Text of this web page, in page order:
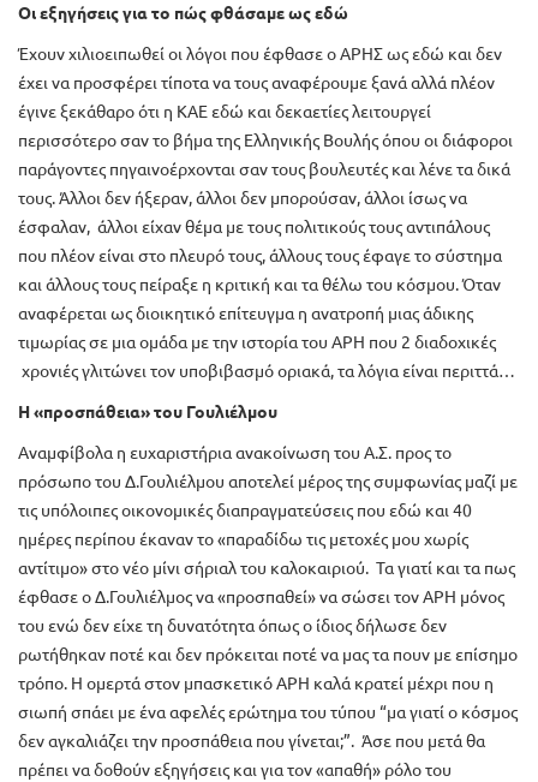
Οι εξηγήσεις για το πώς φθάσαμε ως εδώ
Έχουν χιλιοειπωθεί οι λόγοι που έφθασε ο ΑΡΗΣ ως εδώ και δεν
έχει να προσφέρει τίποτα να τους αναφέρουμε ξανά αλλά πλέον
έγινε ξεκάθαρο ότι η ΚΑΕ εδώ και δεκαετίες λειτουργεί
περισσότερο σαν το βήμα της Ελληνικής Βουλής όπου οι διάφοροι
παράγοντες πηγαινοέρχονται σαν τους βουλευτές και λένε τα δικά
τους. Άλλοι δεν ήξεραν, άλλοι δεν μπορούσαν, άλλοι ίσως να
έσφαλαν, άλλοι είχαν θέμα με τους πολιτικούς τους αντιπάλους
που πλέον είναι στο πλευρό τους, άλλους τους έφαγε το σύστημα
και άλλους τους πείραξε η κριτική και τα θέλω του κόσμου. Όταν
αναφέρεται ως διοικητικό επίτευγμα η ανατροπή μιας άδικης
τιμωρίας σε μια ομάδα με την ιστορία του ΑΡΗ που 2 διαδοχικές
χρονιές γλιτώνει τον υποβιβασμό οριακά, τα λόγια είναι περιττά…
Η «προσπάθεια» του Γουλιέλμου
Αναμφίβολα η ευχαριστήρια ανακοίνωση του Α.Σ. προς το
πρόσωπο του Δ.Γουλιέλμου αποτελεί μέρος της συμφωνίας μαζί με
τις υπόλοιπες οικονομικές διαπραγματεύσεις που εδώ και 40
ημέρες περίπου έκαναν το «παραδίδω τις μετοχές μου χωρίς
αντίτιμο» στο νέο μίνι σήριαλ του καλοκαιριού. Τα γιατί και τα πως
έφθασε ο Δ.Γουλιέλμος να «προσπαθεί» να σώσει τον ΑΡΗ μόνος
του ενώ δεν είχε τη δυνατότητα όπως ο ίδιος δήλωσε δεν
ρωτήθηκαν ποτέ και δεν πρόκειται ποτέ να μας τα πουν με επίσημο
τρόπο. Η ομερτά στον μπασκετικό ΑΡΗ καλά κρατεί μέχρι που η
σιωπή σπάει με ένα αφελές ερώτημα του τύπου “μα γιατί ο κόσμος
δεν αγκαλιάζει την προσπάθεια που γίνεται;”. Άσε που μετά θα
πρέπει να δοθούν εξηγήσεις και για τον «απαθή» ρόλο του